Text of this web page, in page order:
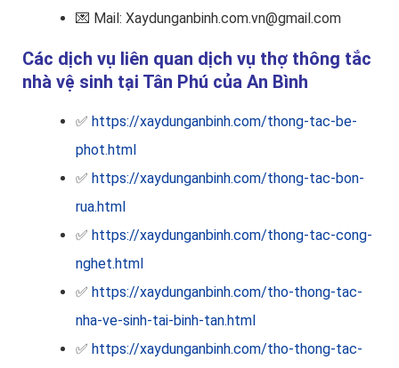
💌 Mail: Xaydunganbinh.com.vn@gmail.com
Các dịch vụ liên quan dịch vụ thợ thông tắc
nhà vệ sinh tại Tân Phú của An Bình
✅ https://xaydunganbinh.com/thong-tac-be-
phot.html
✅ https://xaydunganbinh.com/thong-tac-bon-
rua.html
✅ https://xaydunganbinh.com/thong-tac-cong-
nghet.html
✅ https://xaydunganbinh.com/tho-thong-tac-
nha-ve-sinh-tai-binh-tan.html
✅ https://xaydunganbinh.com/tho-thong-tac-